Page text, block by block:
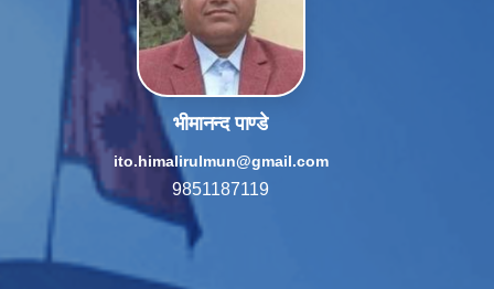
भीमानन्द पाण्डे
ito.himalirulmun@gmail.com
9851187119